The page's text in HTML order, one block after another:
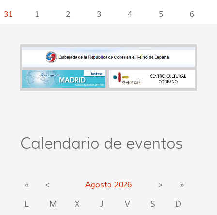
31
1 2 3 4 5 6
Calendario de eventos
« < Agosto 2026 >
»
L
M X J V S
D